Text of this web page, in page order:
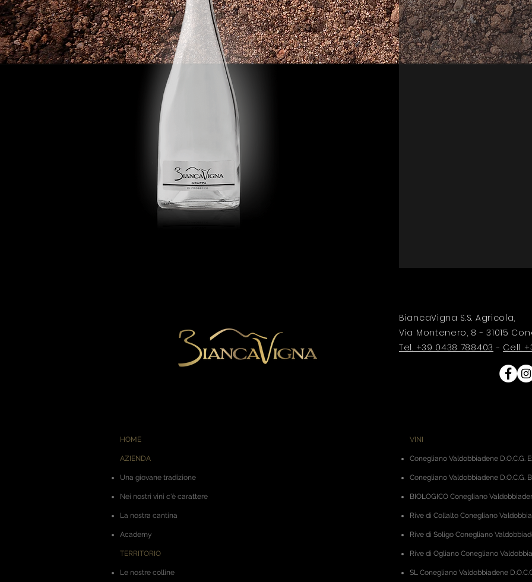
BiancaVigna S.S. Agricola,
Via Montenero, 8 - 31015
Tel. +39 0438 788403 - Cell.
HOME
AZIENDA
Una giovane tradizione
Nei nostri vini c'è carattere
La nostra cantina
Academy
TERRITORIO
Le nostre colline
VINI
Conegliano Valdobbiadene D.O.C.G.
Conegliano Valdobbiadene D.O.C.G.
BIOLOGICO Conegliano
Rive di Collalto Conegliano
Rive di Soligo Conegliano
Rive di Ogliano Conegliano
SL Conegliano Valdobbiadene